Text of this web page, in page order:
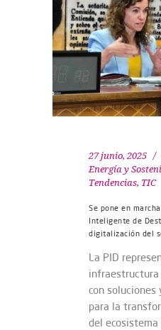
27 junio, 2025
Energía y
Tendencias, TIC
Se pone en
Inteligente de
digitalización del
La PID
con soluciones
para la
del